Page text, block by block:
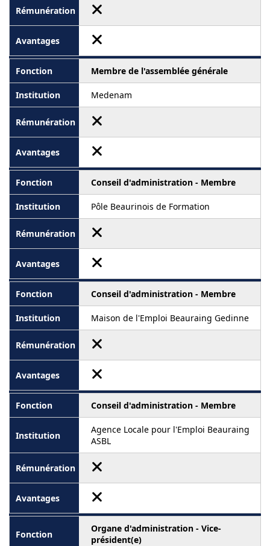
Membre de l'assemblée générale
Medenam
Conseil d'administration - Membre
Pôle Beaurinois de Formation
Conseil d'administration - Membre
Maison de l'Emploi Beauraing Gedinne
Conseil d'administration - Membre
Agence Locale pour l'Emploi Beauraing
ASBL
Organe d'administration - Vice-
président(e)